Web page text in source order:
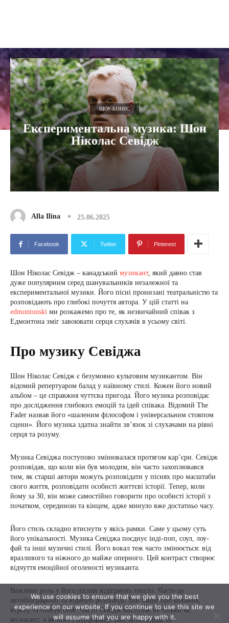
We use cookies to ensure that we give you the best
experience on our website. If you continue to use this site we
will assume that you are happy with it.